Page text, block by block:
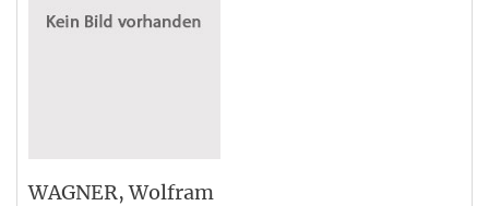
WAGNER, Wolfram